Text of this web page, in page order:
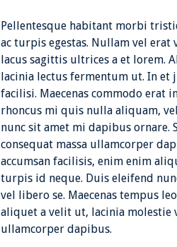
Pellentesque habitant morbi
ac turpis egestas. Nullam vel erat
lacus sagittis ultrices a et lorem.
lacinia lectus fermentum ut. In
facilisi. Maecenas commodo erat
rhoncus mi quis nulla aliquam,
nunc sit amet mi dapibus ornare.
consequat massa ullamcorper
accumsan facilisis, enim enim
turpis id neque. Duis eleifend
vel libero se. Maecenas tempus
aliquet a velit ut, lacinia molestie
ullamcorper dapibus.